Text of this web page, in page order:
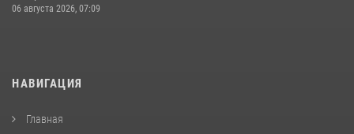
06 августа 2026, 07:09
НАВИГАЦИЯ
Главная